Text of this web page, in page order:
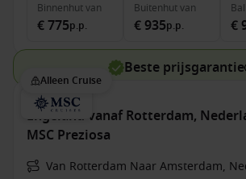
Binnenhutvan
€ 775p.p.
Buitenhutvan
€ 935p.p. €
Beste prijsgarantie
Alleen Cruise
Engeland vanaf Rotterdam,
MSC Preziosa
Van Rotterdam Naar Amsterdam,